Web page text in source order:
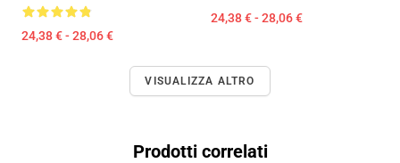
24,38 € - 28,06 €
24,38 € - 28,06 €
VISUALIZZA ALTRO
Prodotti correlati